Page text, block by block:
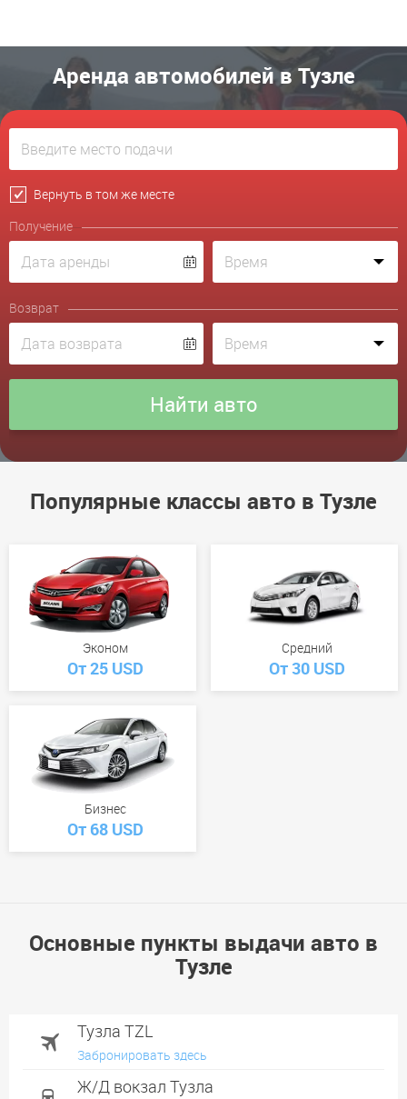
Аренда автомобилей в Тузле
Вернуть в том же месте
Получение
Возврат
Популярные классы авто в Тузле
Эконом
От 25 USD
Средний
От 30 USD
Бизнес
От 68 USD
Основные пункты выдачи авто в
Тузле
Тузла TZL
Забронировать здесь
Ж/Д вокзал Тузла